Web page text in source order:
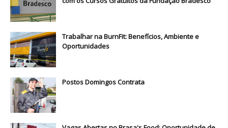
Trabalhar na BurnFit: Benefícios, Ambiente e
Oportunidades
Postos Domingos Contrata